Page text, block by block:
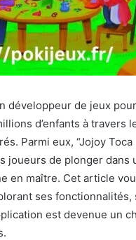
développeur de jeux
d’enfants à travers
Parmi eux, “Jojoy
joueurs de plonger dans
en maître. Cet article
ses
est devenue un